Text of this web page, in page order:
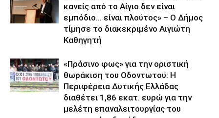
κανείς από το Αίγιο δεν είναι
εμπόδιο… είναι πλούτος» – O Δήμος
τίμησε το διακεκριμένο Αιγιώτη
Καθηγητή
«Πράσινο φως» για την οριστική
θωράκιση του Οδοντωτού: Η
Περιφέρεια Δυτικής Ελλάδας
διαθέτει 1,86 εκατ. ευρώ για την
μελέτη επαναλειτουργίας του